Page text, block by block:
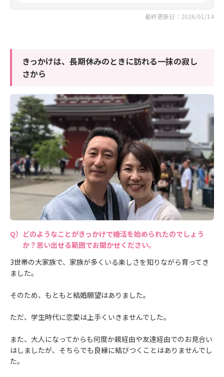
最終更新日：2026/01/14
きっかけは、長期休みのときに訪れる一抹の寂し
さから
どのようなことがきっかけで婚活を始められたのでしょう
か？思い出せる範囲でお聞かせください。
3世帯の大家族で、家族が多くいる楽しさを知りながら育ってき
ました。
そのため、もともと結婚願望はありました。
ただ、学生時代に恋愛は上手くいきませんでした。
また、大人になってからも何度か親経由や友達経由でのお見合い
はしましたが、そちらでも良縁に結びつくことはありませんでし
た。